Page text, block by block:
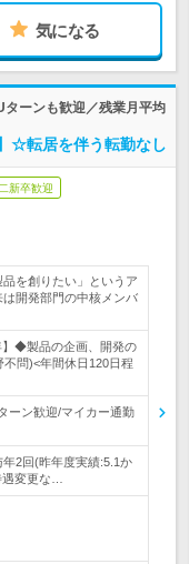
気になる
ターンも歓迎／残業月平均
☆転居を伴う転勤なし
新卒歓迎
を創りたい」というア
開発部門の中核メンバ
】◆製品の企画、開発の
問)<年間休日120日程
ーン歓迎/マイカー通勤
2回(昨年度実績:5.1か
変更な…